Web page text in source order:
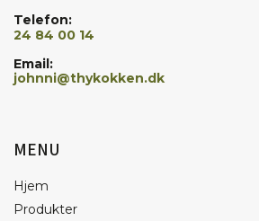
Telefon:
24 84 00 14
Email:
johnni@thykokken.dk
MENU
Hjem
Produkter